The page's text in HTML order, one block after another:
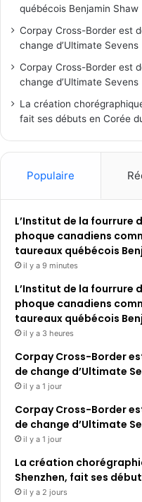
québécois Benjamin Shaw
Corpay Cross-Border est
change d’Ultimate Sevens
Corpay Cross-Border est
change d’Ultimate Sevens
La création
fait ses débuts en Corée
Populaire
L’Institut de la fourrure
phoque canadiens
taureaux québécois
il y a 9 minutes
L’Institut de la fourrure
phoque canadiens
taureaux québécois
il y a 3 heures
Corpay Cross-Border
de change d’Ultimate
il y a 1 jour
Corpay Cross-Border
de change d’Ultimate
il y a 1 jour
La création
Shenzhen, fait ses
il y a 2 jours